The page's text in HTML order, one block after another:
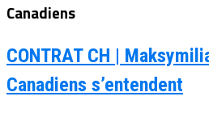
Canadiens
CONTRAT CH |
Canadiens s’entendent